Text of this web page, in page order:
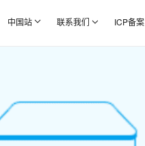
中国站 联系我们 ICP备案